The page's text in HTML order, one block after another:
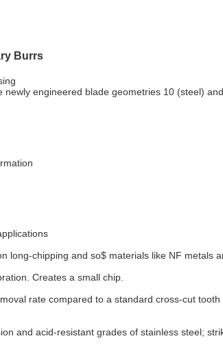
Burrs
engineered blade geometries 10 (steel)
long-chipping and so$ materials like NF metals
Creates a small chip.
rate compared to a standard cross-cut
and acid-resistant grades of stainless steel;